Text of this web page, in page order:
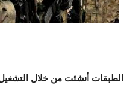
الطبقات أنشئت من خلال